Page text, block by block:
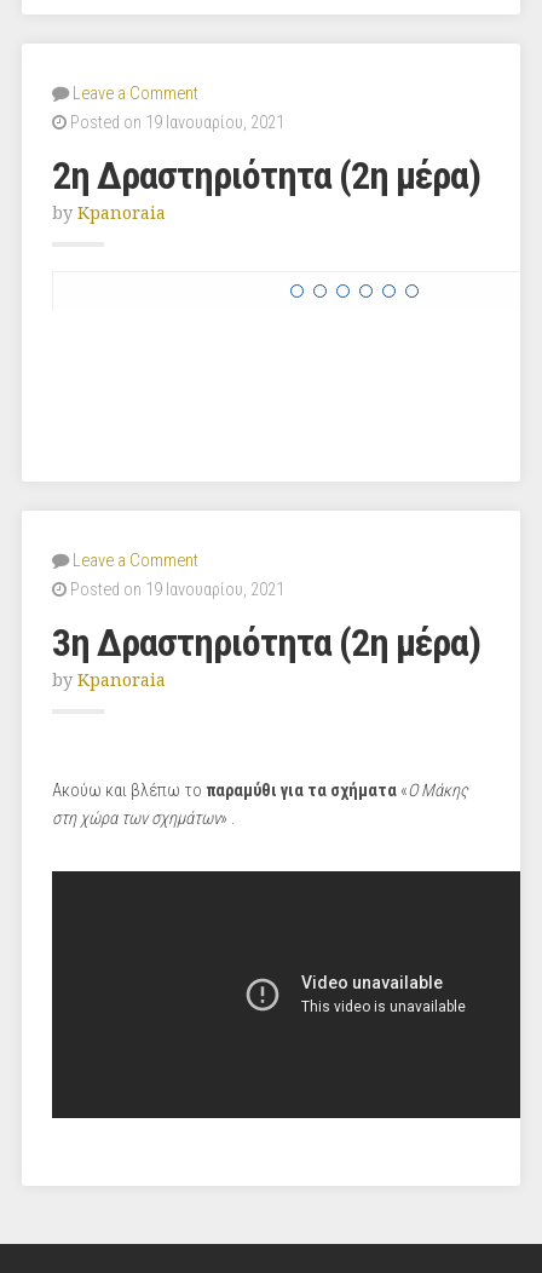
Leave a Comment
Posted on 19 Ιανουαρίου, 2021
2η Δραστηριότητα (2η μέρα)
by Kpanoraia
Leave a Comment
Posted on 19 Ιανουαρίου, 2021
3η Δραστηριότητα (2η μέρα)
by Kpanoraia
Ακούω και βλέπω το παραμύθι για τα σχήματα«Ο Μάκης
στη χώρα των σχημάτων» .